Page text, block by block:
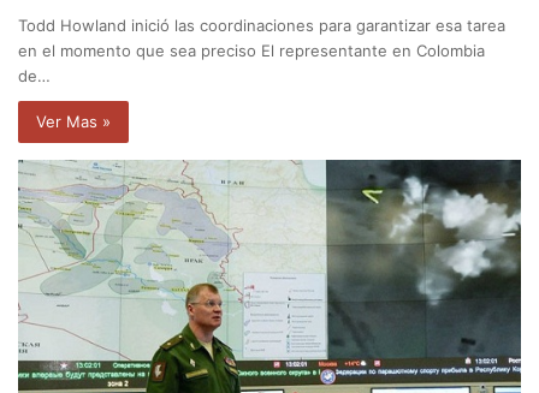
Todd Howland inició las coordinaciones para garantizar esa tarea
en el momento que sea preciso El representante en Colombia
de…
Ver Mas »